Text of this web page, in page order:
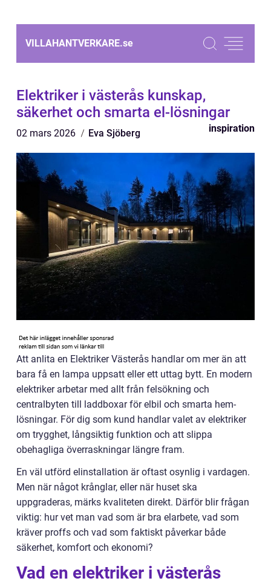
VILLAHANTVERKARE.se
Elektriker i västerås kunskap,
säkerhet och smarta el-lösningar
02 mars 2026 Eva Sjöberg inspiration
Att anlita en Elektriker Västerås handlar om mer än att
bara få en lampa uppsatt eller ett uttag bytt. En modern
elektriker arbetar med allt från felsökning och
centralbyten till laddboxar för elbil och smarta hem-
lösningar. För dig som kund handlar valet av elektriker
om trygghet, långsiktig funktion och att slippa
obehagliga överraskningar längre fram.
En väl utförd elinstallation är oftast osynlig i vardagen.
Men när något krånglar, eller när huset ska
uppgraderas, märks kvaliteten direkt. Därför blir frågan
viktig: hur vet man vad som är bra elarbete, vad som
kräver proffs och vad som faktiskt påverkar både
säkerhet, komfort och ekonomi?
Vad en elektriker i västerås